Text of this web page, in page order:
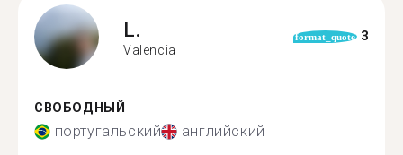
L.
Valencia
format_quote 3
СВОБОДНЫЙ
португальский английский